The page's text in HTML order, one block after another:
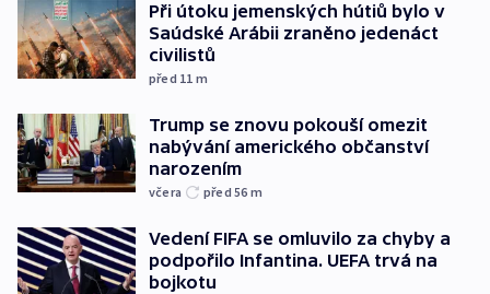
Při útoku jemenských hútiů bylo v
Saúdské Arábii zraněno jedenáct
civilistů
před 11 m
Trump se znovu pokouší omezit
nabývání amerického občanství
narozením
včera před 56 m
Vedení FIFA se omluvilo za chyby a
podpořilo Infantina. UEFA trvá na
bojkotu